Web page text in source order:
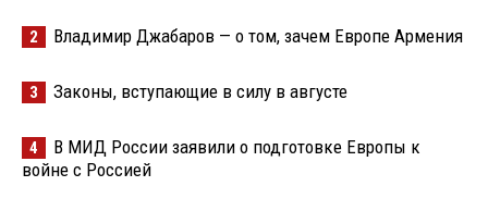
2 Владимир Джабаров — о том, зачем Европе Армения
3 Законы, вступающие в силу в августе
4
В МИД России заявили о подготовке Европы к
войне с Россией